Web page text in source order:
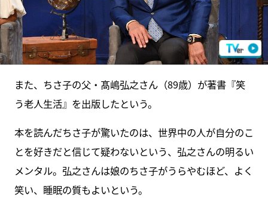
また、ちさ子の父・髙嶋弘之さん（89歳）が著書『笑
う老人生活』を出版したという。
本を読んだちさ子が驚いたのは、世界中の人が自分のこ
とを好きだと信じて疑わないという、弘之さんの明るい
メンタル。弘之さんは娘のちさ子がうらやむほど、よく
笑い、睡眠の質もよいという。